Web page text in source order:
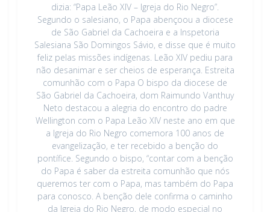
dizia: “Papa Leão XIV – Igreja do Rio Negro”.
Segundo o salesiano, o Papa abençoou a diocese
de São Gabriel da Cachoeira e a Inspetoria
Salesiana São Domingos Sávio, e disse que é muito
feliz pelas missões indígenas. Leão XIV pediu para
não desanimar e ser cheios de esperança. Estreita
comunhão com o Papa O bispo da diocese de
São Gabriel da Cachoeira, dom Raimundo Vanthuy
Neto destacou a alegria do encontro do padre
Wellington com o Papa Leão XIV neste ano em que
a Igreja do Rio Negro comemora 100 anos de
evangelização, e ter recebido a benção do
pontífice. Segundo o bispo, “contar com a benção
do Papa é saber da estreita comunhão que nós
queremos ter com o Papa, mas também do Papa
para conosco. A benção dele confirma o caminho
da Igreja do Rio Negro, de modo especial no